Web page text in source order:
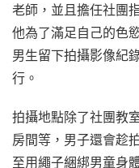
老師，並且擔任社團
他為了滿足自己的色
男生留下拍攝影像紀
行。
拍攝地點除了社團教
房間等，男子還會趁
至用繩子綑綁男童身